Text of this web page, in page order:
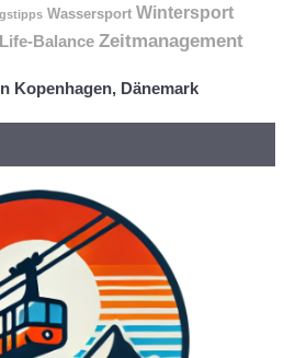
Wassersport Wintersport
Balance Zeitmanagement
Kopenhagen, Dänemark